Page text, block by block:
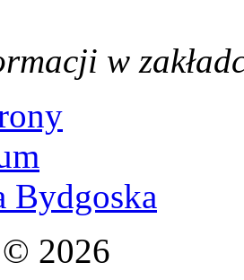
w
Bydgoska
2026